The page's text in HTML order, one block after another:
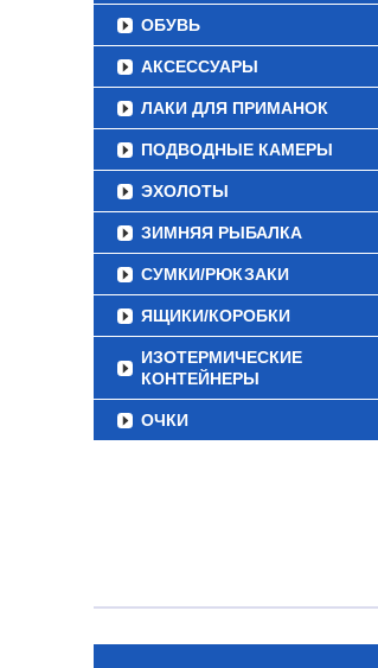
ОБУВЬ
АКСЕССУАРЫ
ЛАКИ ДЛЯ ПРИМАНОК
ПОДВОДНЫЕ КАМЕРЫ
ЭХОЛОТЫ
ЗИМНЯЯ РЫБАЛКА
СУМКИ/РЮКЗАКИ
ЯЩИКИ/КОРОБКИ
ИЗОТЕРМИЧЕСКИЕ
КОНТЕЙНЕРЫ
ОЧКИ